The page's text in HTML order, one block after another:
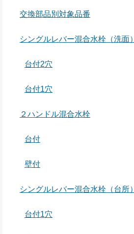
交換部品別対象品番
シングルレバー混合水栓（洗面）
台付2穴
台付1穴
２ハンドル混合水栓
台付
壁付
シングルレバー混合水栓（台所）
台付1穴